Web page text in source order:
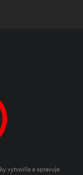
vytvořila a spravuje